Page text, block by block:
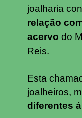
joalharia
relação
acervo do
Reis.
Esta
joalheiros,
diferentes